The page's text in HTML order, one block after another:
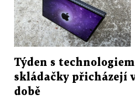
Týden s
skládačky přicházejí
době